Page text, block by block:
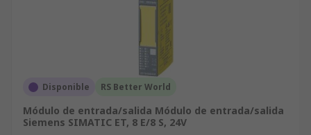
Disponible RS Better World
Módulo de entrada/salida Módulo de entrada/salida
Siemens SIMATIC ET, 8 E/8 S, 24V